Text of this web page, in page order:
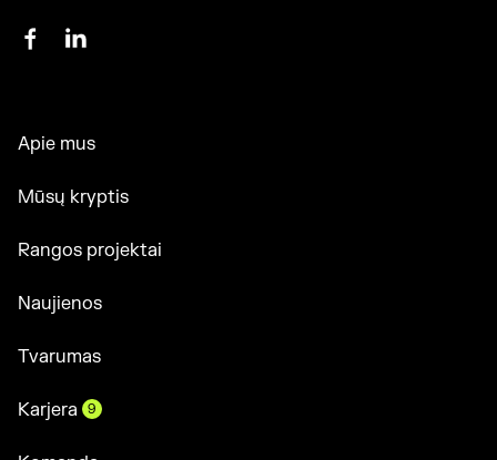
Apie mus
Mūsų kryptis
Rangos projektai
Naujienos
Tvarumas
Karjera 9